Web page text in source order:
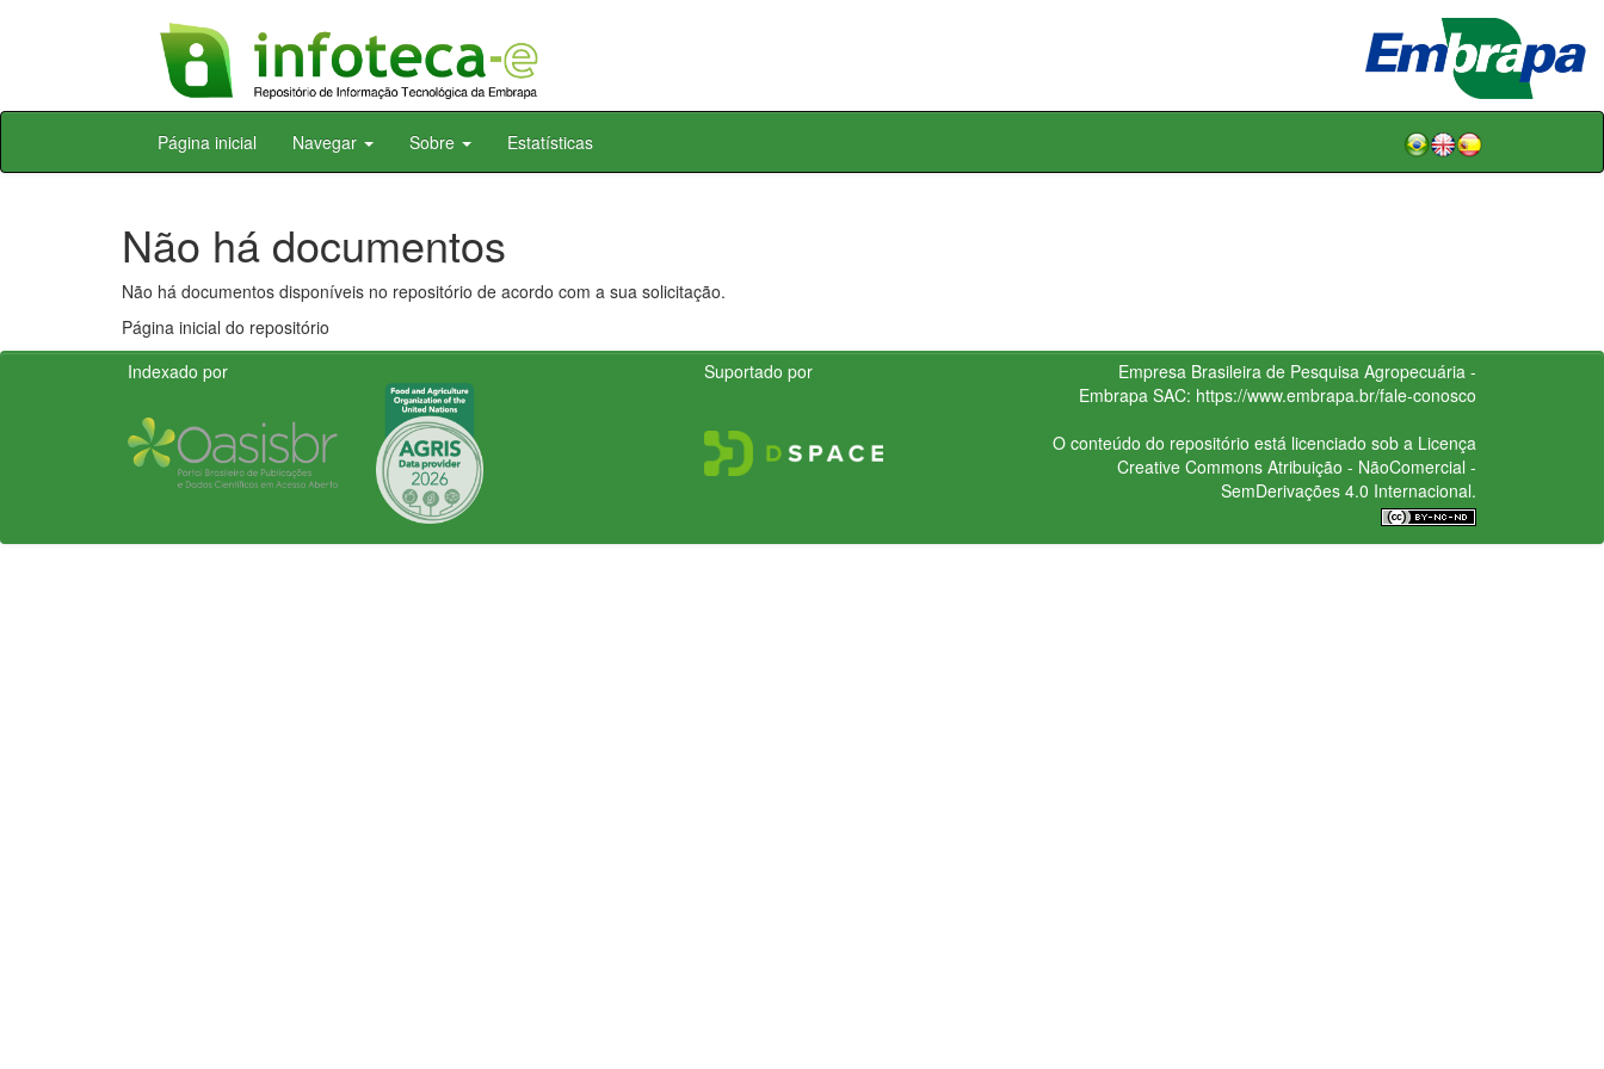
Skip
Página inicial Navegar Sobre Estatísticas
Não há documentos
Não há documentos disponíveis no repositório de acordo com a sua solicitação.
Página inicial do repositório
Indexado por
Suportado por
Empresa Brasileira de Pesquisa Agropecuária -
Embrapa SAC: https://www.embrapa.br/fale-conosco
O conteúdo do repositório está licenciado sob a Licença
Creative CommonsAtribuição - NãoComercial -
SemDerivações 4.0 Internacional.